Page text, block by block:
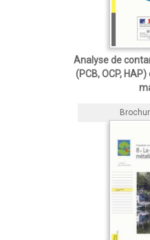
Analyse de
(PCB, OCP,